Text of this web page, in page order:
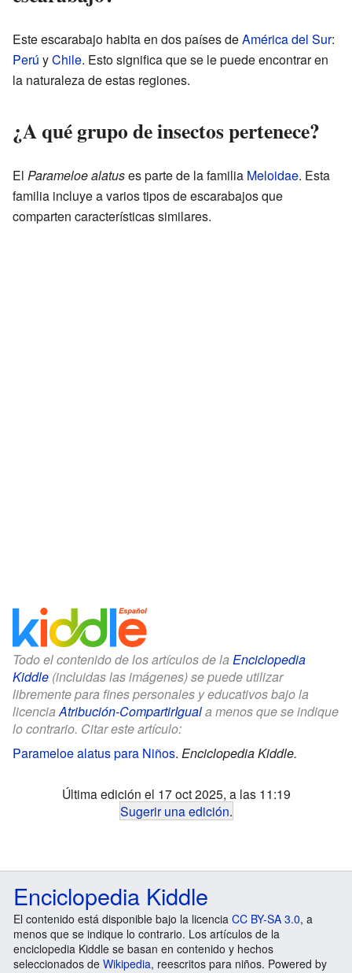
Este escarabajo habita en dos países deAmérica del Sur:
Perú yChile. Esto significa que se le puede encontrar en
la naturaleza de estas regiones.
¿A qué grupo de insectos pertenece?
El Parameloe alatuses parte de la familia Meloidae. Esta
familia incluye a varios tipos de escarabajos que
comparten características similares.
Todo el contenido de los artículos de la Enciclopedia
Kiddle (incluidas las imágenes) se puede utilizar
libremente para fines personales y educativos bajo la
licenciaAtribución-CompartirIguala menos que se indique
lo contrario. Citar este artículo:
Parameloe alatus para Niños. Enciclopedia Kiddle.
Última edición el 17 oct 2025, a las 11:19
Sugerir una edición.
Enciclopedia Kiddle
El contenido está disponible bajo la licencia CC BY-SA 3.0, a
menos que se indique lo contrario. Los artículos de la
enciclopedia Kiddle se basan en contenido y hechos
seleccionados de Wikipedia, reescritos para niños. Powered by